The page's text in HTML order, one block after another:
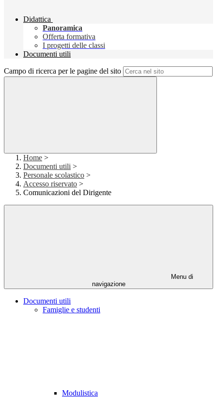
Didattica
Panoramica
Offerta formativa
I progetti delle classi
Documenti utili
Campo di ricerca per le pagine del sito
Home >
Documenti utili >
Personale scolastico >
Accesso riservato >
Comunicazioni del Dirigente
Menu di
navigazione
Documenti utili
Famiglie e studenti
Modulistica